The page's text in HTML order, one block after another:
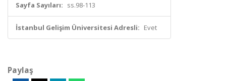
Sayfa Sayıları: ss.98-113
İstanbul Gelişim Üniversitesi Adresli: Evet
Paylaş